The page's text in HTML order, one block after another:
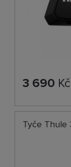
3 690 Kč
Tyče Thule